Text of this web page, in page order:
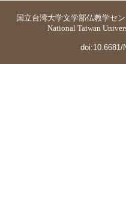
国立台湾大学文学部仏教学セ
National Taiwan
doi:10.6681/